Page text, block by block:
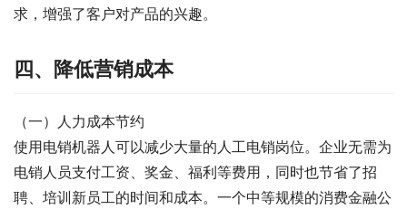
求，增强了客户对产品的兴趣。
四、降低营销成本
（一）人力成本节约
使用电销机器人可以减少大量的人工电销岗位。企业无需为
电销人员支付工资、奖金、福利等费用，同时也节省了招
聘、培训新员工的时间和成本。一个中等规模的消费金融公